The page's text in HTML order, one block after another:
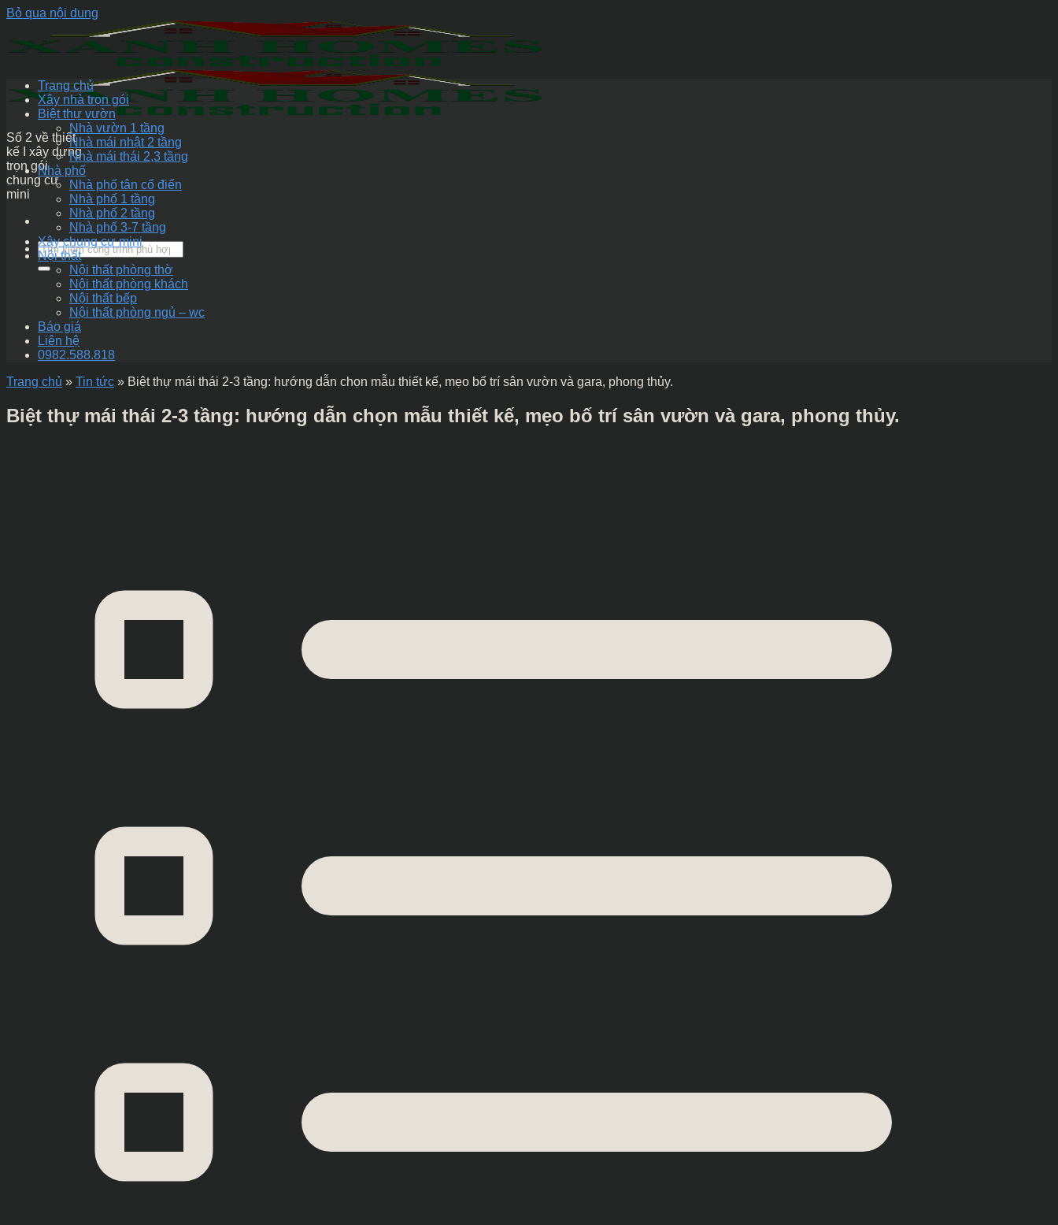
Bỏ qua nội dung
Số 2 về thiết
kế I xây dựng
trọn gói
chung cư
mini
Trang chủ
Xây nhà trọn gói
Biệt thự vườn
Nhà vườn 1 tầng
Nhà mái nhật 2 tầng
Nhà mái thái 2,3 tầng
Nhà phố
Nhà phố tân cổ điển
Nhà phố 1 tầng
Nhà phố 2 tầng
Nhà phố 3-7 tầng
Xây chung cư mini
Nội thất
Nội thất phòng thờ
Nội thất phòng khách
Nội thất bếp
Nội thất phòng ngủ – wc
Báo giá
Liên hệ
0982.588.818
Trang chủ » Tin tức » Biệt thự mái thái 2-3 tầng: hướng dẫn chọn mẫu thiết kế, mẹo bố trí sân vườn và gara, phong thủy.
Biệt thự mái thái 2-3 tầng: hướng dẫn chọn mẫu thiết kế, mẹo bố trí sân vườn và gara, phong thủy.